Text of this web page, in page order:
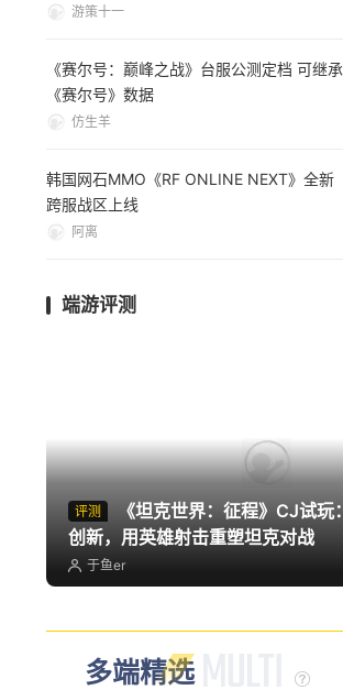
游策十一
《赛尔号：巅峰之战》台服公测定档 可继承
《赛尔号》数据
仿生羊
韩国网石MMO《RF ONLINE NEXT》全新
跨服战区上线
阿离
端游评测
评测
创新，用英雄射击重塑坦克对战
于鱼er
多端精选